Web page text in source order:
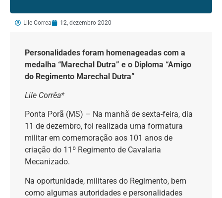
Lile Correa 12, dezembro 2020
Personalidades foram homenageadas com a
medalha “Marechal Dutra” e o Diploma “Amigo
do Regimento Marechal Dutra”
Lile Corrêa*
Ponta Porã (MS) – Na manhã de sexta-feira, dia
11 de dezembro, foi realizada uma formatura
militar em comemoração aos 101 anos de
criação do 11º Regimento de Cavalaria
Mecanizado.
Na oportunidade, militares do Regimento, bem
como algumas autoridades e personalidades